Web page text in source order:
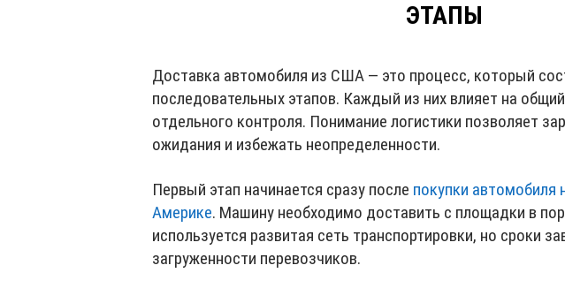
ЭТАПЫ
Доставка автомобиля из США — это процесс, который
последовательных этапов. Каждый из них влияет на
отдельного контроля. Понимание логистики позволяет
ожидания и избежать неопределенности.
Первый этап начинается сразу после покупки автомобиля
Америке. Машину необходимо доставить с площадки в
используется развитая сеть транспортировки, но сроки
загруженности перевозчиков.